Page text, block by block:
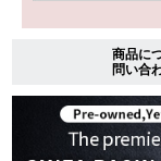
商品に
問い合